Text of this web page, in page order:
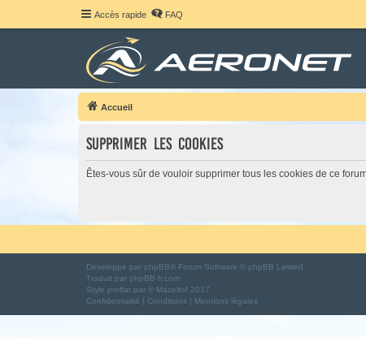
Accès rapide FAQ
Accueil
Supprimer les cookies
Êtes-vous sûr de vouloir supprimer tous les cookies de ce
Développé par phpBB® Forum Software © phpBB Limited
Traduit par phpBB-fr.com
Style proflat par © Mazeltof 2017
Confidentialité | Conditions | Mentions légales